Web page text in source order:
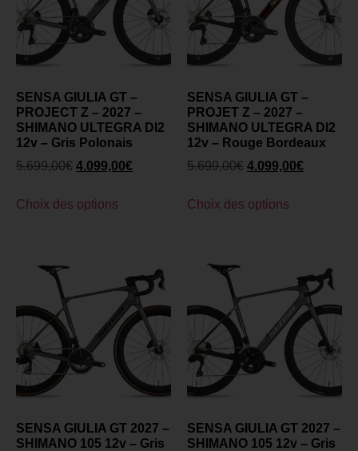
SENSA GIULIA GT –
PROJECT Z – 2027 –
SHIMANO ULTEGRA DI2
12v – Gris Polonais
5.699,00€ 4.099,00€
Choix des options
SENSA GIULIA GT –
PROJET Z – 2027 –
SHIMANO ULTEGRA DI2
12v – Rouge Bordeaux
5.699,00€ 4.099,00€
Choix des options
SENSA GIULIA GT 2027 –
SHIMANO 105 12v – Gris
SENSA GIULIA GT 2027 –
SHIMANO 105 12v – Gris